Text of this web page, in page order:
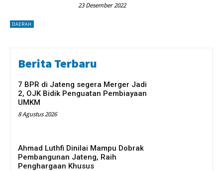
DAERAH
23 Desember 2022
Berita Terbaru
7 BPR di Jateng segera Merger Jadi
2, OJK Bidik Penguatan Pembiayaan
UMKM
8 Agustus 2026
Ahmad Luthfi Dinilai Mampu Dobrak
Pembangunan Jateng, Raih
Penghargaan Khusus